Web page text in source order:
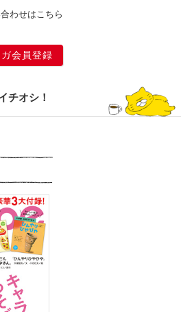
わせはこちら
会員登録
チオシ！